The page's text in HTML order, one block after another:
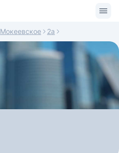
Мокеевское 2а